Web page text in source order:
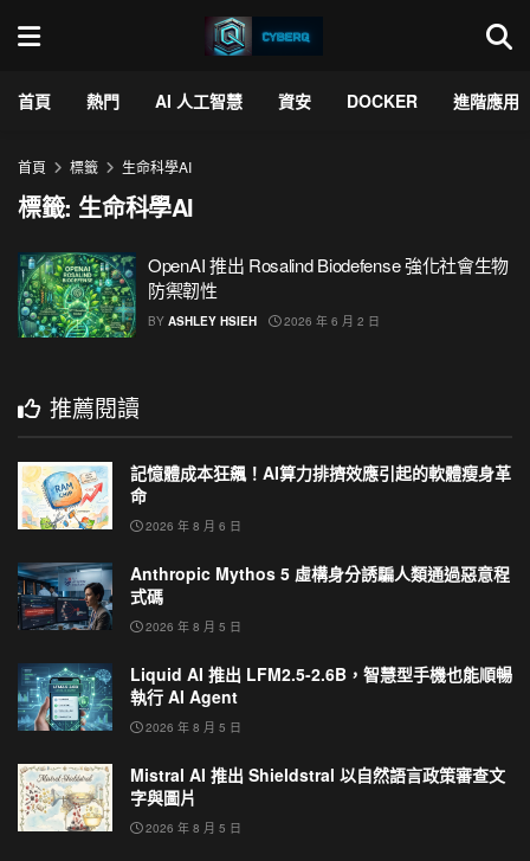
首頁 熱門 AI 人工智慧 資安 DOCKER 進階應用
首頁 標籤 生命科學AI
標籤: 生命科學AI
OpenAI 推出 Rosalind Biodefense 強化社會生物
防禦韌性
BY ASHLEY HSIEH 2026 年 6 月 2 日
推薦閱讀
記憶體成本狂飆！AI算力排擠效應引起的軟體瘦身革
命
2026 年 8 月 6 日
Anthropic Mythos 5 虛構身分誘騙人類通過惡意程
式碼
2026 年 8 月 5 日
Liquid AI 推出 LFM2.5-2.6B，智慧型手機也能順暢
執行 AI Agent
2026 年 8 月 5 日
Mistral AI 推出 Shieldstral 以自然語言政策審查文
字與圖片
2026 年 8 月 5 日